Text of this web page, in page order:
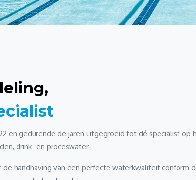
en gedurende de jaren uitgegroeid tot dé specialist op
drink- en proceswater.
de handhaving van een perfecte waterkwaliteit conform